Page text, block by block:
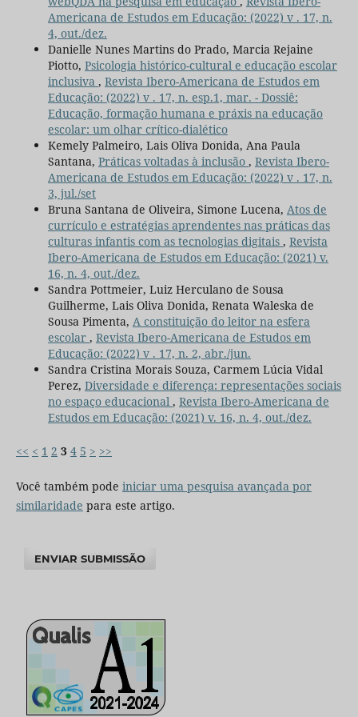
Americana de Estudos em Educação: (2022) v . 17, n.
4, out./dez.
Danielle Nunes Martins do Prado, Marcia Rejaine
Piotto, Psicologia histórico-cultural e educação escolar
inclusiva , Revista Ibero-Americana de Estudos em
Educação: (2022) v . 17, n. esp.1, mar. - Dossiê:
Educação, formação humana e práxis na educação
escolar: um olhar crítico-dialético
Kemely Palmeiro, Lais Oliva Donida, Ana Paula
Santana, Práticas voltadas à inclusão , Revista Ibero-
Americana de Estudos em Educação: (2022) v . 17, n.
3, jul./set
Bruna Santana de Oliveira, Simone Lucena, Atos de
currículo e estratégias aprendentes nas práticas das
culturas infantis com as tecnologias digitais , Revista
Ibero-Americana de Estudos em Educação: (2021) v.
16, n. 4, out./dez.
Sandra Pottmeier, Luiz Herculano de Sousa
Guilherme, Lais Oliva Donida, Renata Waleska de
Sousa Pimenta, A constituição do leitor na esfera
escolar , Revista Ibero-Americana de Estudos em
Educação: (2022) v . 17, n. 2, abr./jun.
Sandra Cristina Morais Souza, Carmem Lúcia Vidal
Perez, Diversidade e diferença: representações sociais
no espaço educacional , Revista Ibero-Americana de
Estudos em Educação: (2021) v. 16, n. 4, out./dez.
<< < 1 2 3 4 5 > >>
Você também pode iniciar uma pesquisa avançada por
similaridade para este artigo.
ENVIAR SUBMISSÃO